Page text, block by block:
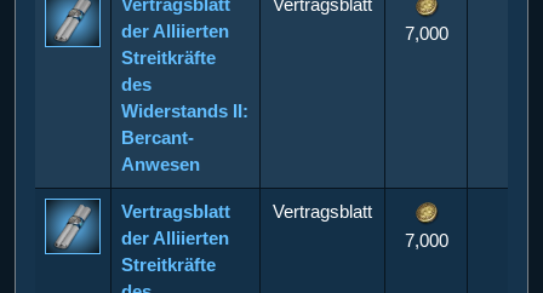
der Alliierten
Streitkräfte
des
Widerstands II:
Bercant-
Anwesen
7,000
Vertragsblatt
der Alliierten
Streitkräfte
Vertragsblatt
7,000